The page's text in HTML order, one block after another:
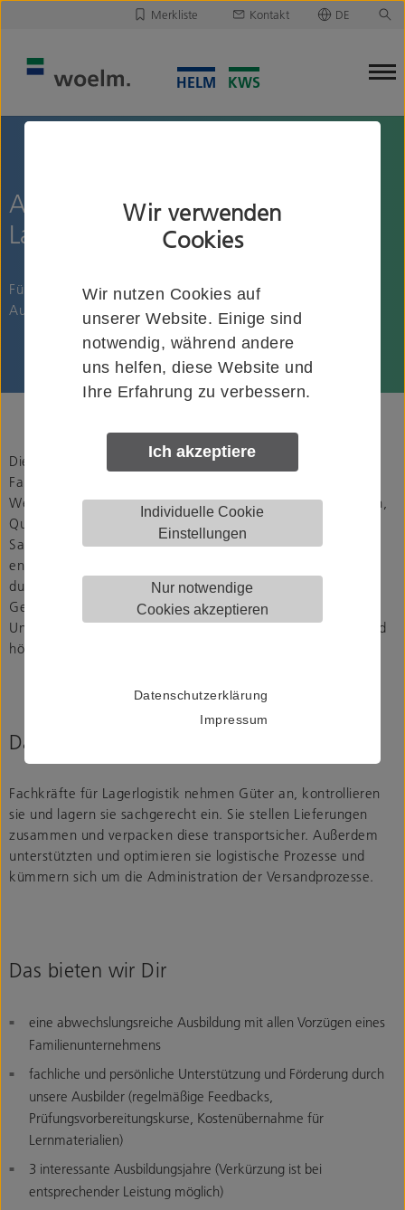
Wir verwenden
Cookies
Wir nutzen Cookies auf
unserer Website. Einige sind
notwendig, während andere
uns helfen, diese Website und
Ihre Erfahrung zu verbessern.
Ich akzeptiere
Individuelle Cookie
Einstellungen
Nur notwendige
Cookies akzeptieren
Datenschutzerklärung
Impressum
Merkliste
Merkliste downloaden/versenden
Kontakt DE
Ausbildung zur Fachkraft für
Lagerlogistik (m/w/d)
Für das Ausbildungsjahr 2026 suchen wir Dich als
Auszubildenden zur Fachkraft für Lagerlogistik (m/w/d).
Die Woelm GmbH ist ein traditionsreiches
Familienunternehmen mit Sitz in Heiligenhaus, Nordrhein-
Westfalen. Seit einem Jahrhundert stehen wir für Innovation,
Qualität und Zuverlässigkeit in den Bereichen Baubeschlag,
Sanitärausstattung und Fördertechnik. Mit rund 265
engagierten Mitarbeitern setzen wir Maßstäbe und bieten
durchdachte Lösungen für moderne Wohn- und
Gewerbebauten sowie maßgeschneiderte Fördertechnik.
Unsere Marken HELM und KWS stehen für Langlebigkeit und
höchste Qualität – made in Germany.
Das machen Fachkräfte für Lagerlogistik
Fachkräfte für Lagerlogistik nehmen Güter an, kontrollieren
sie und lagern sie sachgerecht ein. Sie stellen Lieferungen
zusammen und verpacken diese transportsicher. Außerdem
unterstützten und optimieren sie logistische Prozesse und
kümmern sich um die Administration der Versandprozesse.
Das bieten wir Dir
eine abwechslungsreiche Ausbildung mit allen Vorzügen eines
Familienunternehmens
fachliche und persönliche Unterstützung und Förderung durch
unsere Ausbilder (regelmäßige Feedbacks,
Prüfungsvorbereitungskurse, Kostenübernahme für
Lernmaterialien)
3 interessante Ausbildungsjahre (Verkürzung ist bei
entsprechender Leistung möglich)